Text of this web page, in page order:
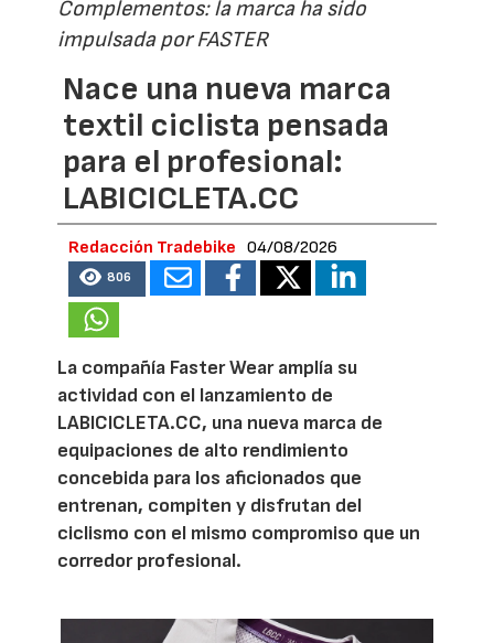
Complementos: la marca ha sido
impulsada por FASTER
Nace una nueva marca
textil ciclista pensada
para el profesional:
LABICICLETA.CC
Redacción Tradebike 04/08/2026
806
La compañía Faster Wear amplía su
actividad con el lanzamiento de
LABICICLETA.CC, una nueva marca de
equipaciones de alto rendimiento
concebida para los aficionados que
entrenan, compiten y disfrutan del
ciclismo con el mismo compromiso que un
corredor profesional.